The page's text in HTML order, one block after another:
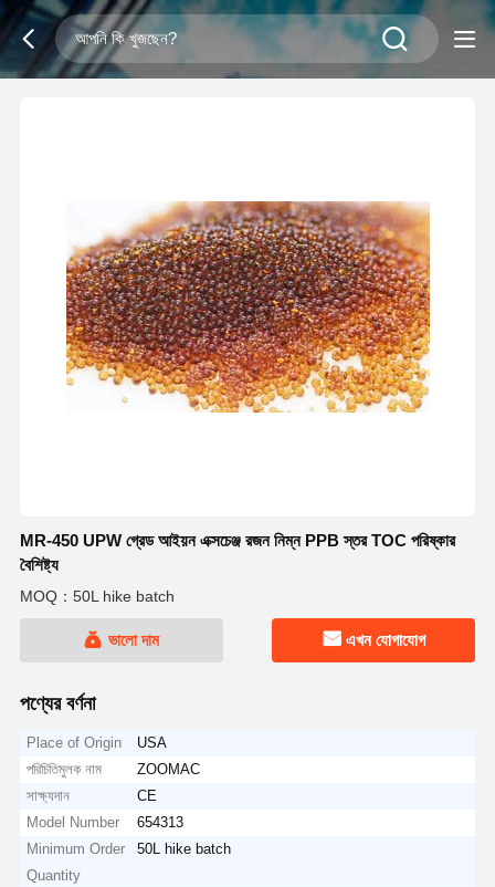
MR-450 UPW গ্রেড আইয়ন এক্সচেঞ্জ রজন নিম্ন PPB স্তর TOC পরিষ্কার
বৈশিষ্ট্য
MOQ：50L hike batch
ভালো দাম এখন যোগাযোগ
পণ্যের বর্ণনা
Place of Origin
USA
পরিচিতিমুলক নাম
ZOOMAC
সাক্ষ্যদান
CE
Model Number
654313
Minimum Order
Quantity
50L hike batch